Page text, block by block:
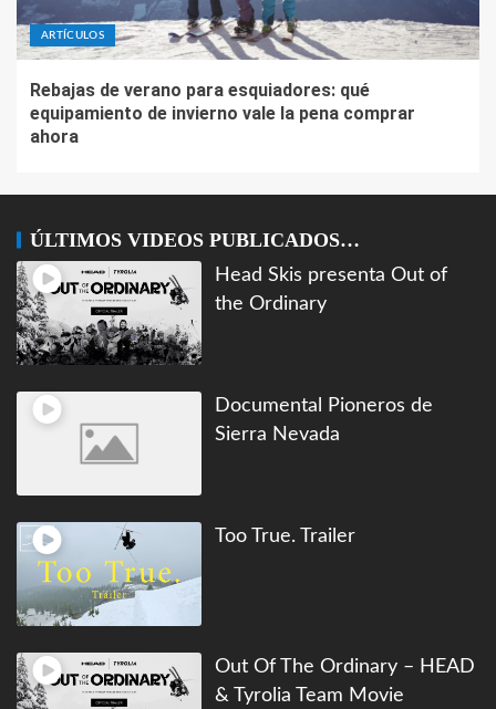
ARTÍCULOS
Rebajas de verano para esquiadores: qué
equipamiento de invierno vale la pena comprar
ahora
ÚLTIMOS VIDEOS PUBLICADOS…
Head Skis presenta Out of
the Ordinary
Documental Pioneros de
Sierra Nevada
Too True. Trailer
Out Of The Ordinary – HEAD
& Tyrolia Team Movie